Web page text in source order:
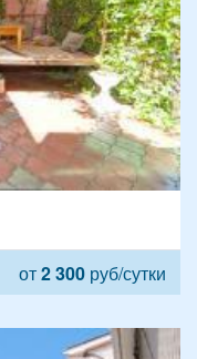
от2 300 руб/сутки